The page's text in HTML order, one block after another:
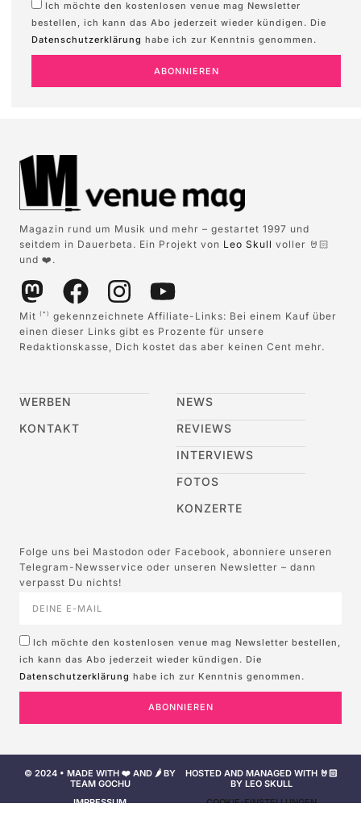
Ich möchte den kostenlosen venue mag Newsletter
bestellen, ich kann das Abo jederzeit wieder kündigen. Die
Datenschutzerklärung habe ich zur Kenntnis genommen.
ABONNIEREN
Magazin rund um Musik und mehr – gestartet 1997 und
seitdem in Dauerbeta. Ein Projekt von Leo Skull voller 🤘🏻
und ❤️.
Mit (*)
gekennzeichnete Affiliate-Links: Bei einem Kauf über
einen dieser Links gibt es Prozente für unsere
Redaktionskasse, Dich kostet das aber keinen Cent mehr.
WERBEN
KONTAKT
NEWS
REVIEWS
INTERVIEWS
FOTOS
KONZERTE
Folge uns bei Mastodon oder Facebook, abonniere unseren
Telegram-Newsservice oder unseren Newsletter – dann
verpasst Du nichts!
Ich möchte den kostenlosen venue mag Newsletter bestellen,
ich kann das Abo jederzeit wieder kündigen. Die
Datenschutzerklärung habe ich zur Kenntnis genommen.
ABONNIEREN
© 2024 • MADE WITH ❤️ AND 🌶️ BY
TEAM GOCHU
HOSTED AND MANAGED WITH 🤘🏻
BY LEO SKULL
IMPRESSUM
COOKIE-EINSTELLUNGEN